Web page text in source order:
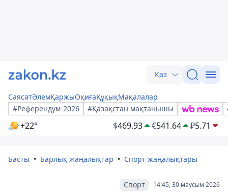
Қаз
СаясатӘлемҚаржыОқиғаҚұқықМақалалар
#Референдум-2026
#Қазақстан мақтанышы
+22° $469.93 €541.64 ₽5.71
Басты Барлық жаңалықтар Спорт жаңалықтары
14:45, 30 маусым 2026
Спорт